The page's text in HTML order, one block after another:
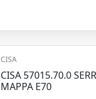
CISA
CISA 57015.70.0
MAPPA E70